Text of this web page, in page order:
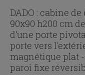
DADO : cabine
90x90 h200 cm
d’une porte
porte vers
magnétique plat
paroi fixe